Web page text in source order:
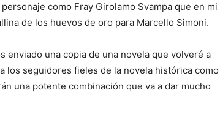
como Fray Girolamo Svampa que en mi
de los huevos de oro para Marcello Simoni.
enviado una copia de una novela que volveré a
los seguidores fieles de la novela histórica como
una potente combinación que va a dar mucho